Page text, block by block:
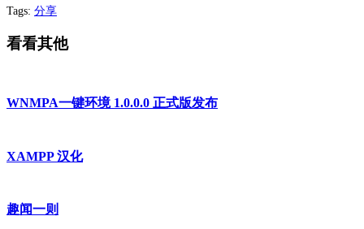
Tags: 分享
看看其他
WNMPA一键环境 1.0.0.0 正式版发布
XAMPP 汉化
趣闻一则